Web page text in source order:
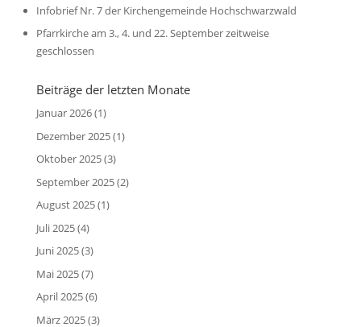
Infobrief Nr. 7 der Kirchengemeinde Hochschwarzwald
Pfarrkirche am 3., 4. und 22. September zeitweise
geschlossen
Beiträge der letzten Monate
Januar 2026(1)
Dezember 2025(1)
Oktober 2025(3)
September 2025(2)
August 2025(1)
Juli 2025(4)
Juni 2025(3)
Mai 2025(7)
April 2025(6)
März 2025(3)